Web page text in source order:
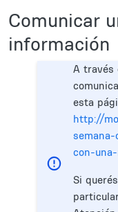
Comunicar
información
A través
esta
http://
con-
Si